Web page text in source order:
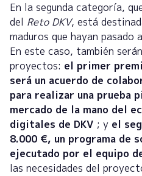
En la segunda categoría,
del Reto DKV, está
maduros que hayan
En este caso, también
proyectos: el primer
será un acuerdo de
para realizar una prueba
mercado de la mano del
digitales de DKV ; y el
8.000 €, un programa de
ejecutado por el equipo
las necesidades del